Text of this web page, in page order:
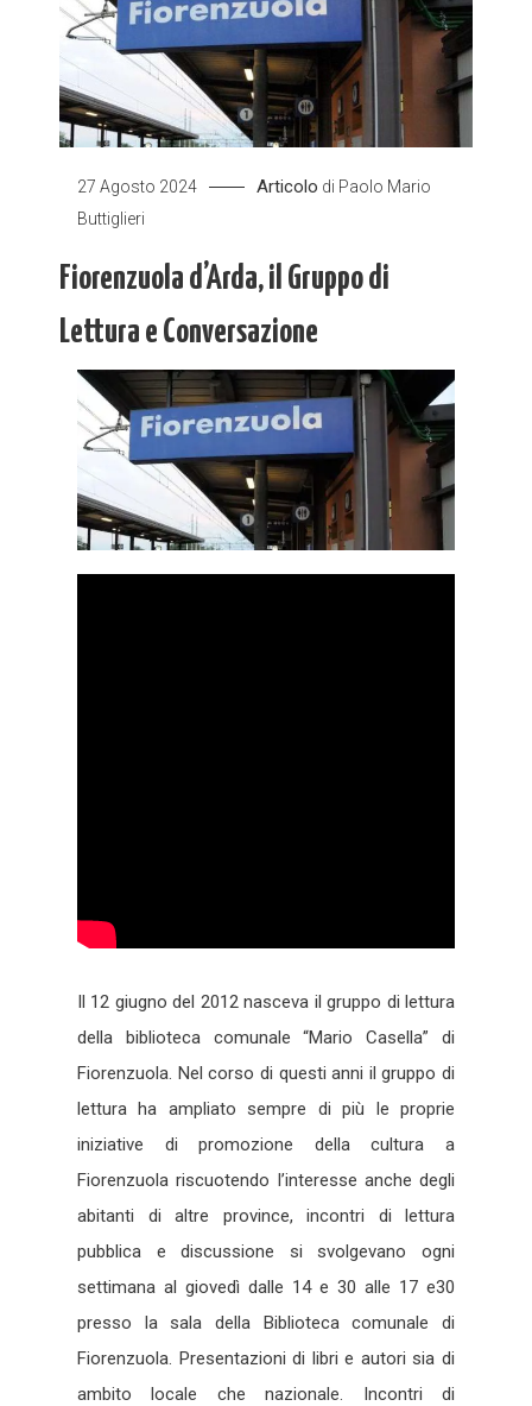
27 Agosto 2024 Articolo di Paolo Mario
Buttiglieri
Fiorenzuola d’Arda, il Gruppo di
Lettura e Conversazione
Il 12 giugno del 2012 nasceva il gruppo di lettura
della biblioteca comunale “Mario Casella” di
Fiorenzuola. Nel corso di questi anni il gruppo di
lettura ha ampliato sempre di più le proprie
iniziative di promozione della cultura a
Fiorenzuola riscuotendo l’interesse anche degli
abitanti di altre province, incontri di lettura
pubblica e discussione si svolgevano ogni
settimana al giovedì dalle 14 e 30 alle 17 e30
presso la sala della Biblioteca comunale di
Fiorenzuola. Presentazioni di libri e autori sia di
ambito locale che nazionale. Incontri di